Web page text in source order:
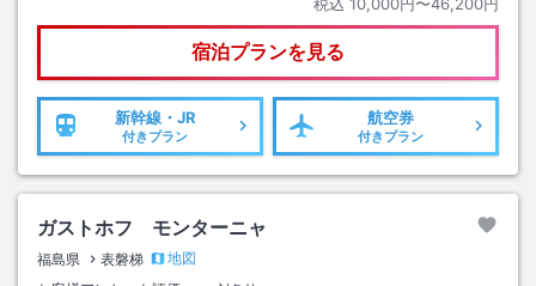
宿泊プランを見る
新幹線・JR
付きプラン
航空券
付きプラン
ガストホフ モンターニャ
福島県 表磐梯
地図